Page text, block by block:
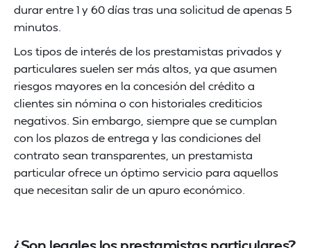
durar entre 1 y 60 días tras una solicitud de apenas 5
minutos.
Los tipos de interés de los prestamistas privados y
particulares suelen ser más altos, ya que asumen
riesgos mayores en la concesión del crédito a
clientes sin nómina o con historiales crediticios
negativos. Sin embargo, siempre que se cumplan
con los plazos de entrega y las condiciones del
contrato sean transparentes, un prestamista
particular ofrece un óptimo servicio para aquellos
que necesitan salir de un apuro económico.